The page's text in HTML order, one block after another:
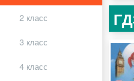
2 класс
3 класс
4 класс